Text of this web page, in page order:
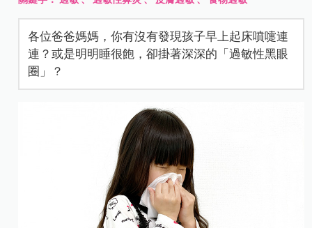
各位爸爸媽媽，你有沒有發現孩子早上起床噴嚏連
連？或是明明睡很飽，卻掛著深深的「過敏性黑眼
圈」？